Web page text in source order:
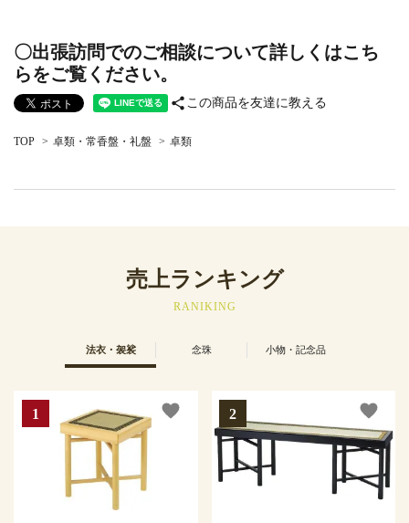
〇出張訪問でのご相談について詳しくはこち
らをご覧ください。
share この商品を友達に教える
TOP > 卓類・常香盤・礼盤 > 卓類
売上ランキング
RANIKING
法衣・袈裟 念珠 小物・記念品
favorite favorite